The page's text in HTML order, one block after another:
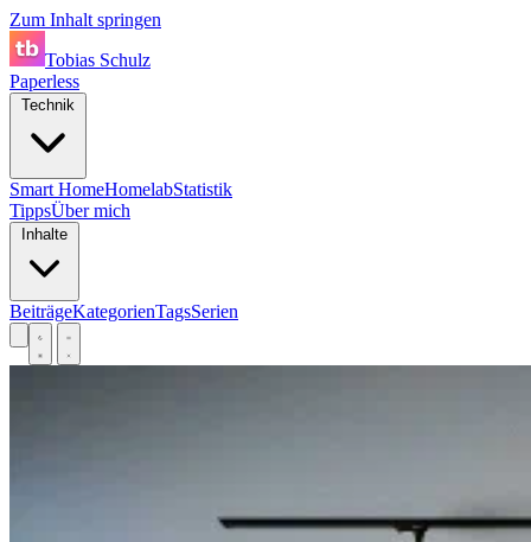
Zum Inhalt springen
Tobias Schulz
Paperless
Smart HomeHomelabStatistik
TippsÜber mich
BeiträgeKategorienTagsSerien